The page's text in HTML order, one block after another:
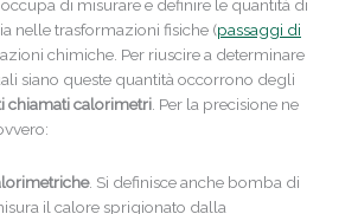
occupa di misurare e definire le quantità di
nelle trasformazioni fisiche (passaggi di
chimiche. Per riuscire a determinare
siano queste quantità occorrono degli
chiamati calorimetri. Per la precisione ne
. Si definisce anche bomba di
il calore sprigionato dalla